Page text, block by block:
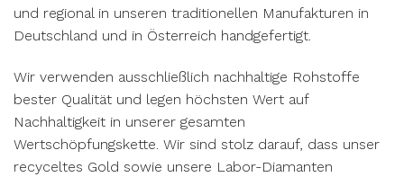
und regional in unseren traditionellen Manufakturen in
Deutschland und in Österreich handgefertigt.
Wir verwenden ausschließlich nachhaltige Rohstoffe
bester Qualität und legen höchsten Wert auf
Nachhaltigkeit in unserer gesamten
Wertschöpfungskette. Wir sind stolz darauf, dass unser
recyceltes Gold sowie unsere Labor-Diamanten